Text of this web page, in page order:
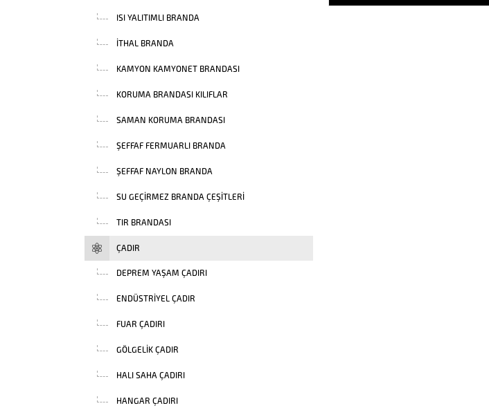
menüsünden ögrenebilirsiniz. Balkon
ISI YALITIMLI BRANDA
İTHAL BRANDA
KAMYON KAMYONET BRANDASI
KORUMA BRANDASI KILIFLAR
SAMAN KORUMA BRANDASI
ŞEFFAF FERMUARLI BRANDA
ŞEFFAF NAYLON BRANDA
SU GEÇIRMEZ BRANDA ÇEŞITLERI
TIR BRANDASI
ÇADIR
DEPREM YAŞAM ÇADIRI
ENDÜSTRIYEL ÇADIR
FUAR ÇADIRI
GÖLGELIK ÇADIR
HALI SAHA ÇADIRI
HANGAR ÇADIRI